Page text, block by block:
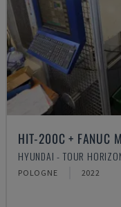
HIT-200C + FANUC
HYUNDAI - TOUR
POLOGNE 2022